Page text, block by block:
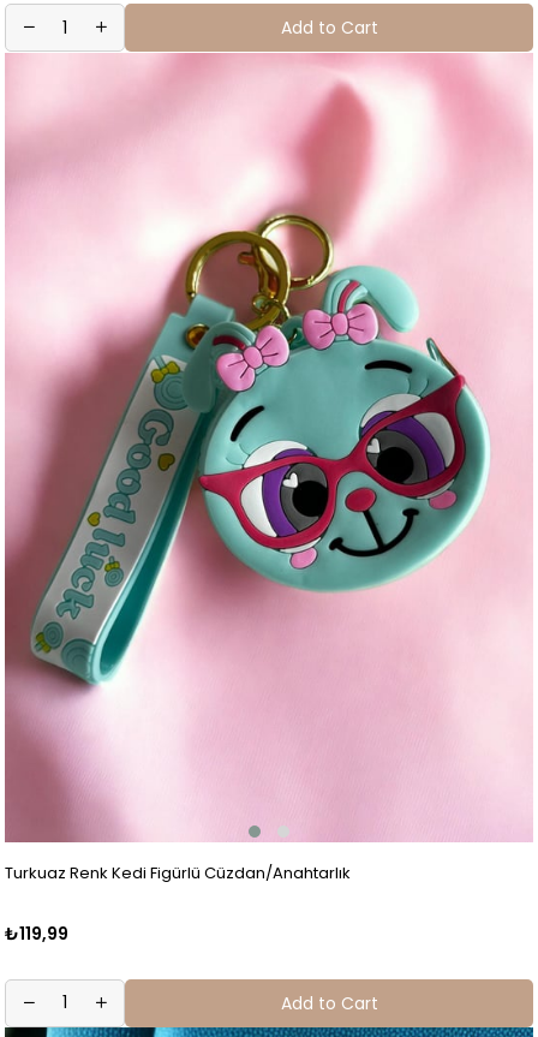
Add to Cart
Turkuaz Renk Kedi Figürlü Cüzdan/Anahtarlık
₺119,99
Add to Cart